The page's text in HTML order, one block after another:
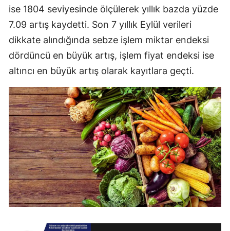
ise 1804 seviyesinde ölçülerek yıllık bazda yüzde
7.09 artış kaydetti. Son 7 yıllık Eylül verileri
dikkate alındığında sebze işlem miktar endeksi
dördüncü en büyük artış, işlem fiyat endeksi ise
altıncı en büyük artış olarak kayıtlara geçti.